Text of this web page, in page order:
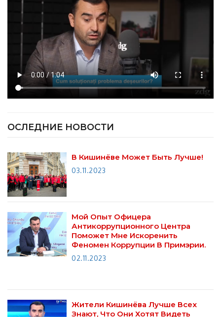
ОСЛЕДНИЕ НОВОСТИ
В Кишинёве Может Быть Лучше!
03.11.2023
Мой Опыт Офицера
Антикоррупционного Центра
Поможет Мне Искоренить
Феномен Коррупции В Примэрии.
02.11.2023
Жители Кишинёва Лучше Всех
Знают, Что Они Хотят Видеть